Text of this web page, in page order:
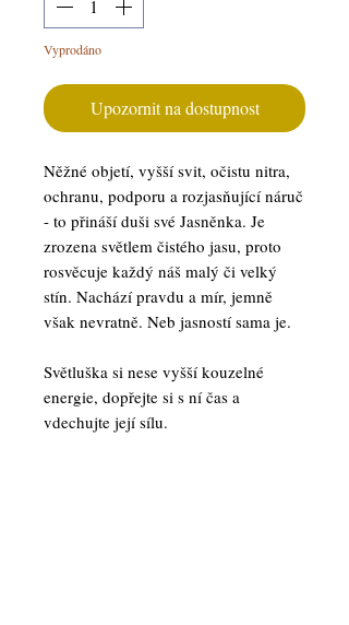
Vyprodáno
Upozornit na dostupnost
Něžné objetí, vyšší svit, očistu nitra,
ochranu, podporu a rozjasňující náruč
- to přináší duši své Jasněnka. Je
zrozena světlem čistého jasu, proto
rosvěcuje každý náš malý či velký
stín. Nachází pravdu a mír, jemně
však nevratně. Neb jasností sama je.
Světluška si nese vyšší kouzelné
energie, dopřejte si s ní čas a
vdechujte její sílu.